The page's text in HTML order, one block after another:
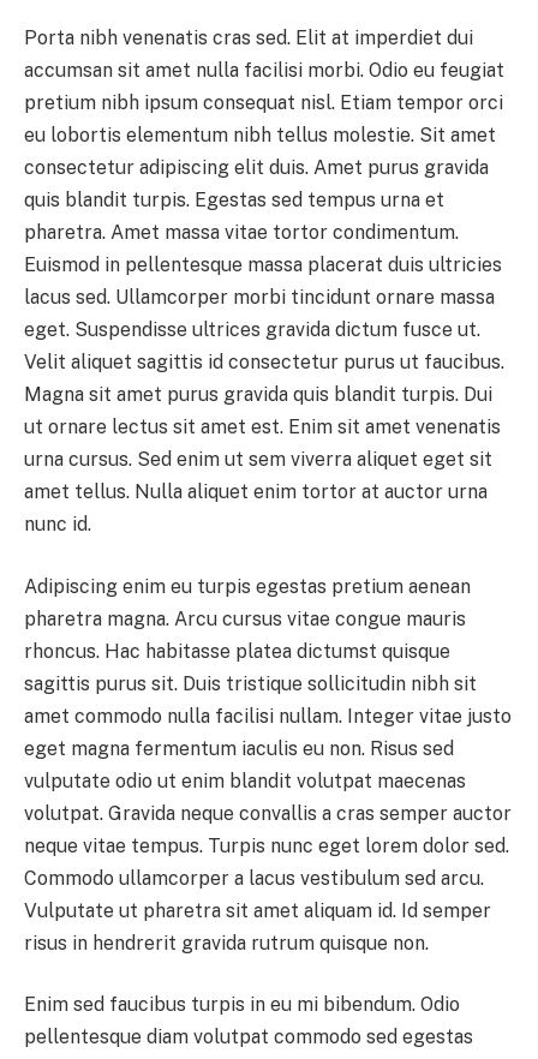
Porta nibh venenatis cras sed. Elit at imperdiet dui
accumsan sit amet nulla facilisi morbi. Odio eu feugiat
pretium nibh ipsum consequat nisl. Etiam tempor orci
eu lobortis elementum nibh tellus molestie. Sit amet
consectetur adipiscing elit duis. Amet purus gravida
quis blandit turpis. Egestas sed tempus urna et
pharetra. Amet massa vitae tortor condimentum.
Euismod in pellentesque massa placerat duis ultricies
lacus sed. Ullamcorper morbi tincidunt ornare massa
eget. Suspendisse ultrices gravida dictum fusce ut.
Velit aliquet sagittis id consectetur purus ut faucibus.
Magna sit amet purus gravida quis blandit turpis. Dui
ut ornare lectus sit amet est. Enim sit amet venenatis
urna cursus. Sed enim ut sem viverra aliquet eget sit
amet tellus. Nulla aliquet enim tortor at auctor urna
nunc id.
Adipiscing enim eu turpis egestas pretium aenean
pharetra magna. Arcu cursus vitae congue mauris
rhoncus. Hac habitasse platea dictumst quisque
sagittis purus sit. Duis tristique sollicitudin nibh sit
amet commodo nulla facilisi nullam. Integer vitae justo
eget magna fermentum iaculis eu non. Risus sed
vulputate odio ut enim blandit volutpat maecenas
volutpat. Gravida neque convallis a cras semper auctor
neque vitae tempus. Turpis nunc eget lorem dolor sed.
Commodo ullamcorper a lacus vestibulum sed arcu.
Vulputate ut pharetra sit amet aliquam id. Id semper
risus in hendrerit gravida rutrum quisque non.
Enim sed faucibus turpis in eu mi bibendum. Odio
pellentesque diam volutpat commodo sed egestas